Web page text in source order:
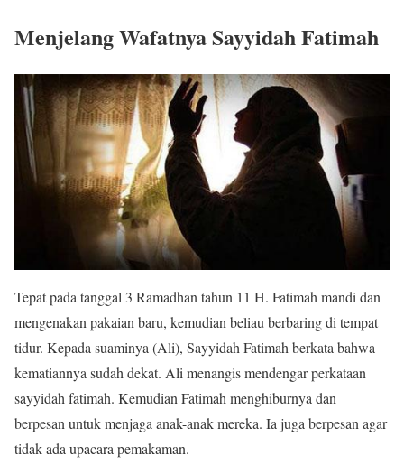
Menjelang Wafatnya Sayyidah Fatimah
Tepat pada tanggal 3 Ramadhan tahun 11 H. Fatimah mandi dan
mengenakan pakaian baru, kemudian beliau berbaring di tempat
tidur. Kepada suaminya (Ali), Sayyidah Fatimah berkata bahwa
kematiannya sudah dekat. Ali menangis mendengar perkataan
sayyidah fatimah. Kemudian Fatimah menghiburnya dan
berpesan untuk menjaga anak-anak mereka. Ia juga berpesan agar
tidak ada upacara pemakaman.